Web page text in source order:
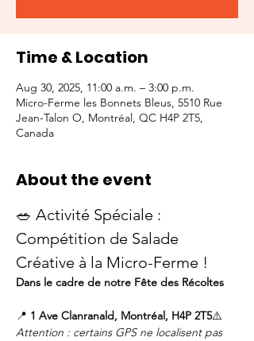
Time & Location
Aug 30, 2025, 11:00 a.m. – 3:00 p.m.
Micro-Ferme les Bonnets Bleus, 5510 Rue
Jean-Talon O, Montréal, QC H4P 2T5,
Canada
About the event
🥗 Activité Spéciale :
Compétition de Salade
Créative à la Micro-Ferme !
Dans le cadre de notre Fête des Récoltes
📍 1 Ave Clanranald, Montréal, H4P 2T5⚠️
Attention : certains GPS ne localisent pas